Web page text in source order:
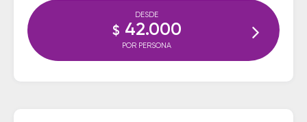
DESDE
$ 42.000
POR PERSONA